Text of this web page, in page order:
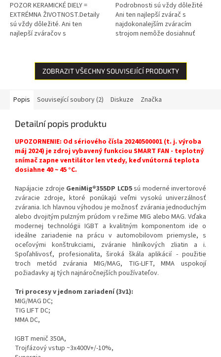
POZOR KERAMICKÉ DIELY =
EXTRÉMNA ŽIVOTNOST.Detaily
sú vždy dôležité. Ani ten
najlepší zváračov s
dokonalé výsledky, ak sa...
Podrobnosti sú vždy dôležité
Ani ten najlepší zvárač s
najdokonalejším zváracím
strojom nemôže dosiahnuť
spotrebné diely. A...
ZOBRAZIT VŠECHNY SOUVISEJÍCÍ PRODUKTY
Popis Související soubory (2) Diskuze Značka
Detailní popis produktu
UPOZORNENIE: Od sériového čísla 20240500001 (t. j. výroba
máj 2024) je zdroj vybavený funkciou SMART FAN - teplotný
snímač zapne ventilátor len vtedy, keď vnútorná teplota
dosiahne 40 ~ 45 °C.
Napájacie zdroje GeniMig®355DP LCD5sú moderné invertorové
zváracie zdroje, ktoré ponúkajú veľmi vysokú univerzálnosť
zvárania. Ich hlavnou výhodou je možnosť zvárania jednoduchým
alebo dvojitým pulzným prúdom v režime MIG alebo MAG. Vďaka
modernej technológii IGBT a kvalitným komponentom ide o
ideálne zariadenie na prácu v automobilovom priemysle, s
oceľovými konštrukciami, zváranie hliníkových zliatin a i.
Spoľahlivosť, profesionalita, široká škála aplikácií - použitie
troch metód zvárania MIG/MAG, TIG-LIFT, MMA uspokojí
požiadavky aj tých najnáročnejších používateľov.
Tri procesy v jednom zariadení (3v1):
MIG/MAG DC;
TIG LIFT DC;
MMA DC,
IGBT menič 350A,
Trojfázový vstup ~3x400V+/-10%,